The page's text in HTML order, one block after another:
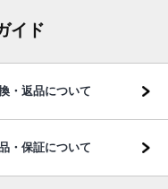
イド
・返品について
・保証について